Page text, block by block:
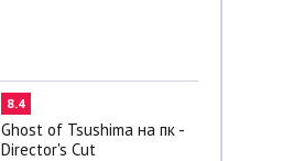
8.4
Ghost of Tsushima на пк -
Director's Cut